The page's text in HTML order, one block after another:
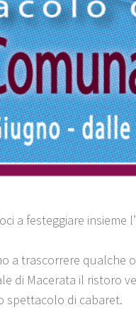
a festeggiare insieme
a trascorrere qualche
di Macerata il ristoro
spettacolo di cabaret.